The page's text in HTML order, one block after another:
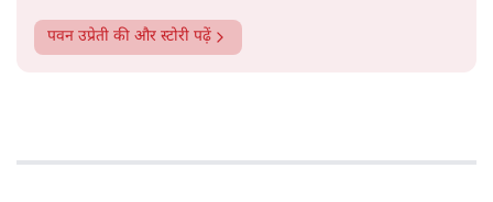
पवन उप्रेती की और स्टोरी पढ़ें